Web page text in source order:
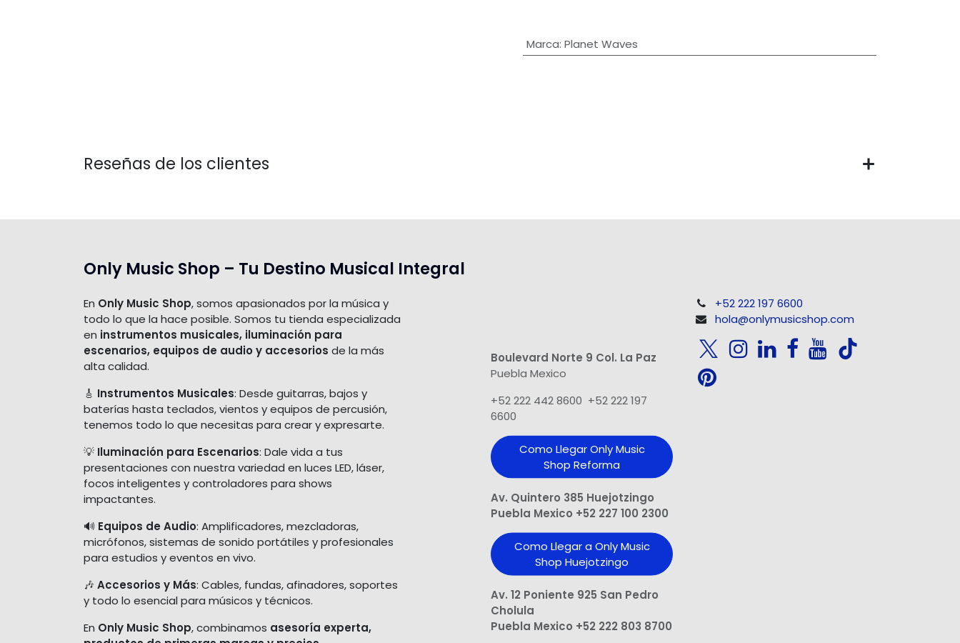
Marca: Planet Waves
Reseñas de los clientes
Only Music Shop – Tu Destino Musical Integral
En Only Music Shop, somos apasionados por la música y
todo lo que la hace posible. Somos tu tienda especializada
en instrumentos musicales, iluminación para
escenarios, equipos de audio y accesorios de la más
alta calidad.
🎸 Instrumentos Musicales: Desde guitarras, bajos y
baterías hasta teclados, vientos y equipos de percusión,
tenemos todo lo que necesitas para crear y expresarte.
💡 Iluminación para Escenarios: Dale vida a tus
presentaciones con nuestra variedad en luces LED, láser,
focos inteligentes y controladores para shows
impactantes.
🔊 Equipos de Audio: Amplificadores, mezcladoras,
micrófonos, sistemas de sonido portátiles y profesionales
para estudios y eventos en vivo.
🎶 Accesorios y Más: Cables, fundas, afinadores, soportes
y todo lo esencial para músicos y técnicos.
En Only Music Shop, combinamos asesoría experta,
Boulevard Norte 9 Col. La Paz
Puebla Mexico
+52 222 442 8600 +52 222 197
6600
Como Llegar Only Music
Shop​ Reforma
Av. Quintero 385 Huejotzingo
Puebla Mexico +52 227 100 2300
Como Llegar a Only Music
Shop Huejotzingo
Av. 12 Poniente 925 San Pedro
Cholula
Puebla Mexico +52 222 803 8700
+52 222 197 6600
hola@onlymusicshop.com